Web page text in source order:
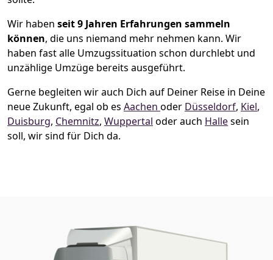
Wir haben seit9 Jahren Erfahrungen sammeln
können, die uns niemand mehr nehmen kann. Wir
haben fast alle Umzugssituation schon durchlebt und
unzählige Umzüge bereits ausgeführt.
Gerne begleiten wir auch Dich auf Deiner Reise in Deine
neue Zukunft, egal ob es Aachen oder Düsseldorf, Kiel,
Duisburg, Chemnitz, Wuppertal oder auch Hallesein
soll, wir sind für Dich da.